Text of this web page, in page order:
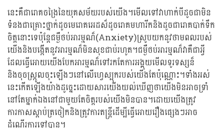
នេះគឺជារោគចង្រៃនៃយុគសម័យរបស់យើង។មើលទៅវាហាក់បីដូចជាមិន
ទំនងជាគ្រោះថ្នាក់ដូចមេរោគអេដស៏ដូចរោគមហារីកនិងដូចជារោគបាក់ទឹក
ចិត្តនោះទេប៉ុន្តែជម្ងឺថប់អារម្មណ៏(Anxiety)ស្រូបយកនូវថាមពលរបស់
យើងនិងបង្កើតនូវអារម្មណ៏មិនសុខជាប់រហូត។ជម្ងឺថប់អារម្មណ៏វាគឺជាអ្វី
ដែលធ្វើអោយយើងបែកអារម្មណ៏ទៅរកតែការអង្គុយមើលទូរទស្សន៏
និងចុចស្រ្កូលចុះឡើងៗនៅលើហ្វេស្បុករបស់យើងតែប៉ុណ្ណោះ។ទាំងអស់
នេះកើតឡើងយ៉ាងដូច្នេះដោយសារយើងយល់ឃើញថាយើងមិនអាចទ្រាំ
នៅតែម្នាក់ឯងនៅជាមួយតែចិត្តរបស់យើងមិនបាន។ដោយយើងត្រូវ
ការកាសស្តាប់ត្រចៀកនិងត្រូវការតន្រ្តីដើម្បីធ្វើអោយរឿងផ្សេងៗអាច
ដំណើរការទៅបាន។